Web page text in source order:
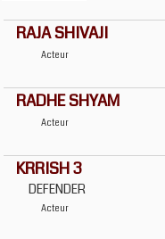
RAJA SHIVAJI
Acteur
RADHE SHYAM
Acteur
KRRISH 3
DEFENDER
Acteur